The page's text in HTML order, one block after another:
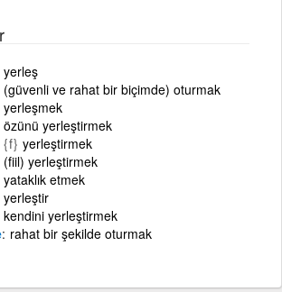
yerleş
(güvenli ve rahat bir biçimde) oturmak
yerleşmek
özünü yerleştirmek
{f} yerleştirmek
(fiil) yerleştirmek
yataklık etmek
yerleştir
kendini yerleştirmek
rahat bir şekilde oturmak